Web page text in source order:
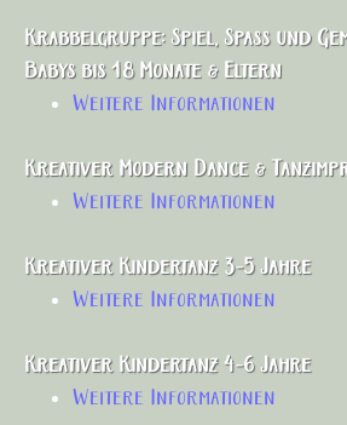
Krabbelgruppe: Spiel, Spaß und
Babys bis 18 Monate & Eltern
Weitere Informationen
Kreativer Modern Dance &
Weitere Informationen
Kreativer Kindertanz 3-5 Jahre
Weitere Informationen
Kreativer Kindertanz 4-6 Jahre
Weitere Informationen